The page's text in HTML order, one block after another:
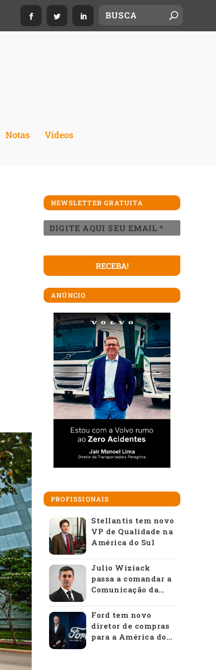
Notas Vídeos
NEWSLETTER GRATUITA
ANÚNCIO
PROFISSIONAIS
Stellantis tem novo
VP de Qualidade na
América do Sul
Julio Wiziack
passa a comandar a
Comunicação da
Ford tem novo
diretor de compras
para a América do